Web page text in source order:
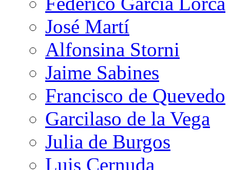
José Martí
Alfonsina Storni
Jaime Sabines
Francisco de Quevedo
Garcilaso de la Vega
Julia de Burgos
Luis Cernuda